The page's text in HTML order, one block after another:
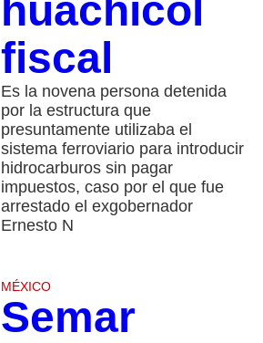
huachicol
fiscal
Es la novena persona detenida
por la estructura que
presuntamente utilizaba el
sistema ferroviario para introducir
hidrocarburos sin pagar
impuestos, caso por el que fue
arrestado el exgobernador
Ernesto N
MÉXICO
Semar